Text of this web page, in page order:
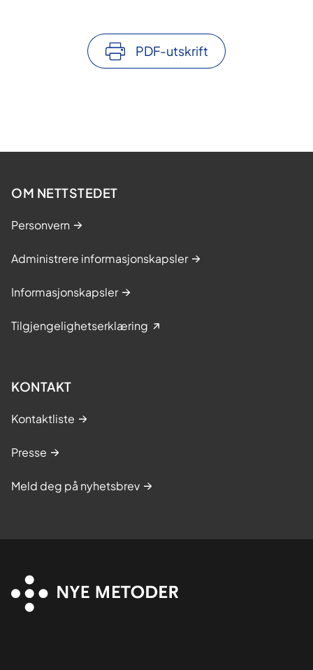
PDF-utskrift
OM NETTSTEDET
Personvern
Administrere informasjonskapsler
Informasjonskapsler
Tilgjengelighetserklæring
KONTAKT
Kontaktliste
Presse
Meld deg på nyhetsbrev